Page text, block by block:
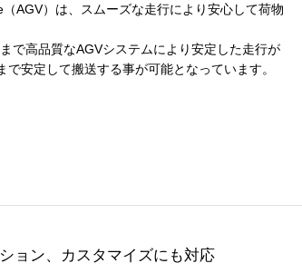
AGV）は、スムーズな走行により安心して荷物
で高品質なAGVシステムにより安定した走行が
安定して搬送する事が可能となっています。
ョン、カスタマイズにも対応